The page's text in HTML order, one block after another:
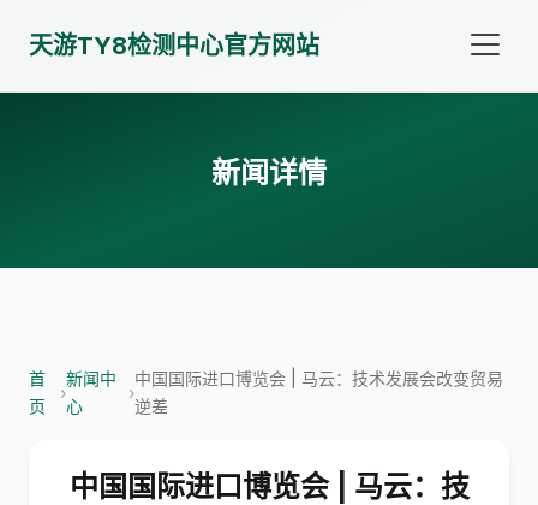
天游TY8检测中心官方网站
新闻详情
首
页
›
新闻中
心
›
中国国际进口博览会 | 马云：技术发展会改变贸易
逆差
中国国际进口博览会 | 马云：技